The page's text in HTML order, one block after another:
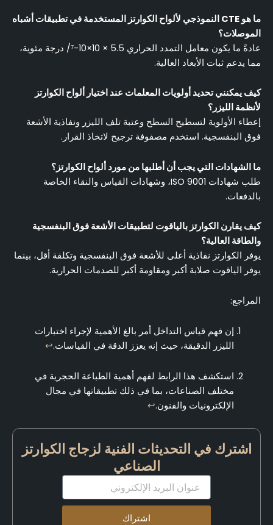
ما هو CTE النموذجي لألواح الكوارتز المستخدمة في تطبيقات أشباه
الموصلات؟
عادةً ما يكون معامل التمدد الحراري 5.5 × 10×10-⁷/ درجة مئوية،
مما يدعم ثبات الأبعاد العالية.
كيف يمكنني تحديد أولويات المعلمات عند اختيار ألواح الكوارتز
لأنظمة الليزر؟
إعطاء الأولوية لتسطيح السطح وعتبة تلف الليزر ونفاذية الأشعة
فوق البنفسجية. استخدم مصفوفة ترجيح لاتخاذ القرار.
ما الشهادات التي يجب أن أطلبها من مورد ألواح الكوارتز؟
طلب شهادات ISO 9001، وشهادات القياس والنقاء الخاصة
بالدفعات.
كيف يقارن الكوارتز بالياقوت لتطبيقات الأشعة فوق البنفسجية
والطاقة العالية؟
يوفر الكوارتز نفاذية أعلى للأشعة فوق البنفسجية وتكلفة أقل، بينما
يوفر الياقوت صلابة أكبر ومقاومة أكبر للصدمات الحرارية.
المراجع:
إن فهم قياس التداخل أمر بالغ الأهمية لإجراء اختبارات
الليزر الدقيقة، حيث إنه يعزز الدقة في القياسات.↩
استكشف هذا الرابط لفهم أهمية الطباعة الحجرية في
مختلف الصناعات، بما في ذلك تطبيقاتها في مجال
الإلكترونيات والفنون.↩
اشترك في التحديثات الفنية لزجاج الكوارتز
الصناعي
البريد
الإلكتروني
اشتراك